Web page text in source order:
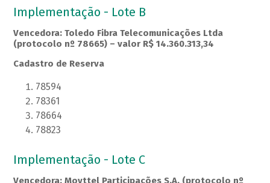
Implementação - Lote B
Vencedora: Toledo Fibra Telecomunicações Ltda
(protocolo nº 78665) – valor R$ 14.360.313,34
Cadastro de Reserva
78594
78361
78664
78823
Implementação - Lote C